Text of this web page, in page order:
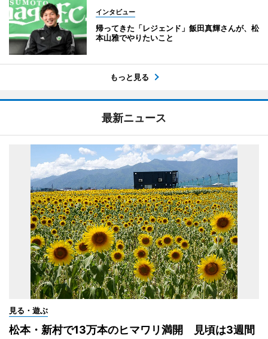
インタビュー
帰ってきた「レジェンド」飯田真輝さんが、松
本山雅でやりたいこと
もっと見る
最新ニュース
見る・遊ぶ
松本・新村で13万本のヒマワリ満開 見頃は3週間